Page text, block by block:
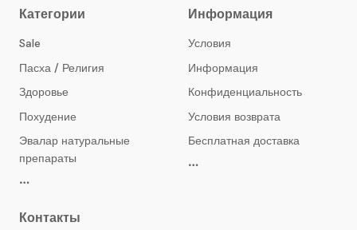
Категории
Sale
Пасха / Религия
Здоровье
Похудение
Эвалар натуральные
препараты
Информация
Условия
Информация
Конфиденциальность
Условия возврата
Бесплатная доставка
Контакты